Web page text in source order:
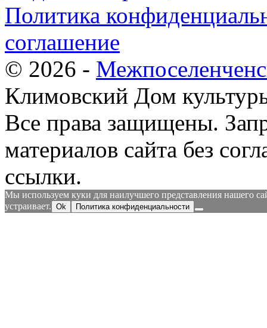
Политика
соглашение
© 2026 -
Климовский Дом
Все права защищены.
материалов сайта без
ссылки.
Мы используем куки для наилучшего представления нашего
устраивает. Ok Политика конфиденциальности